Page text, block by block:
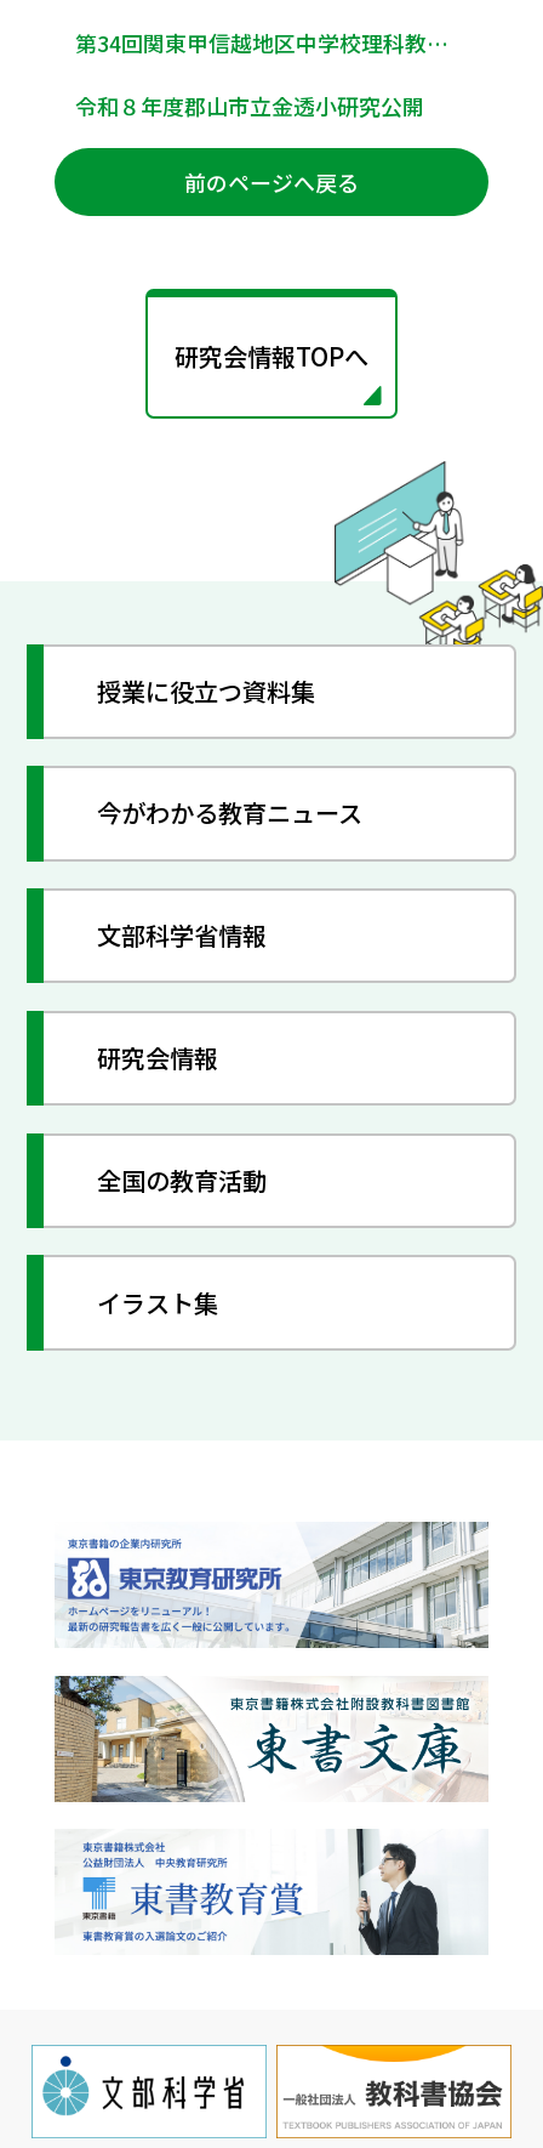
第34回関東甲信越地区中学校理科教育研究会 埼玉大会
前のページへ戻る
令和８年度郡山市立金透小研究公開
研究会情報TOPへ
授業に役立つ資料集
今がわかる教育ニュース
文部科学省情報
研究会情報
全国の教育活動
イラスト集